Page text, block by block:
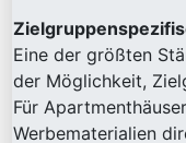
Eine der größten
der Möglichkeit,
Für
Werbematerialien